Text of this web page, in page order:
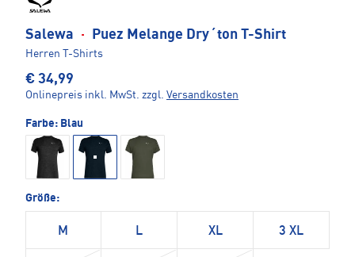
Salewa · Puez Melange Dry´ton T-Shirt
Herren T-Shirts
€ 34,99
Onlinepreis inkl. MwSt. zzgl. Versandkosten
Farbe: Blau
Größe:
M L XL 3 XL